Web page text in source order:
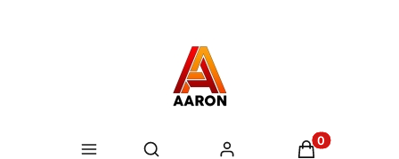
Otwórz wyszukiwarkę Produkty w